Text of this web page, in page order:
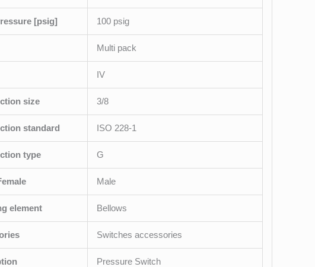
[psig] 100 psig
Multi pack
IV
size 3/8
standard ISO 228-1
type G
Male
element Bellows
Switches accessories
Pressure Switch